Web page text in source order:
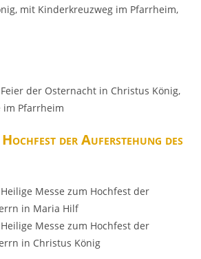
mit Kinderkreuzweg im Pfarrheim,
der Osternacht in Christus König,
im Pfarrheim
der Auferstehung des
Messe zum Hochfest der
in Maria Hilf
Messe zum Hochfest der
in Christus König